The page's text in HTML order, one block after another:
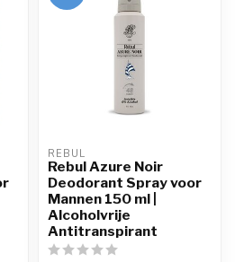
REBUL
Rebul Azure Noir
Deodorant Spray voor
Mannen 150 ml |
Alcoholvrije
Antitranspirant